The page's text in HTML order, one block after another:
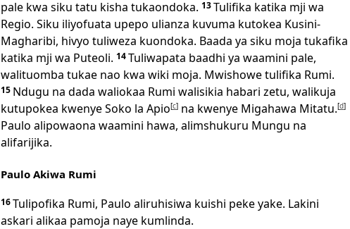
pale kwa siku tatu kisha tukaondoka. 13Tulifika katika mji wa
Regio. Siku iliyofuata upepo ulianza kuvuma kutokea Kusini-
Magharibi, hivyo tuliweza kuondoka. Baada ya siku moja tukafika
katika mji wa Puteoli. 14Tuliwapata baadhi ya waamini pale,
walituomba tukae nao kwa wiki moja. Mwishowe tulifika Rumi.
15 Ndugu na dada waliokaa Rumi walisikia habari zetu, walikuja
kutupokea kwenye Soko la Apio[c] na kwenye Migahawa Mitatu.[d]
Paulo alipowaona waamini hawa, alimshukuru Mungu na
alifarijika.
Paulo Akiwa Rumi
16Tulipofika Rumi, Paulo aliruhisiwa kuishi peke yake. Lakini
askari alikaa pamoja naye kumlinda.